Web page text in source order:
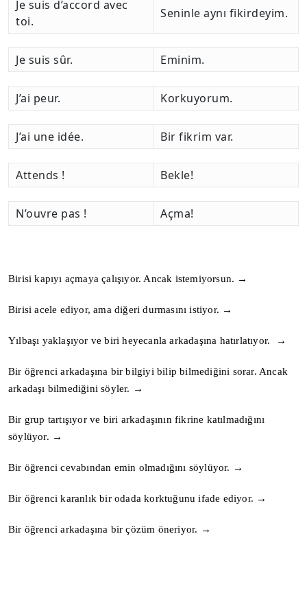
Je suis d’accord avec
toi.
Seninle aynı fikirdeyim.
Je suis sûr. Eminim.
J’ai peur. Korkuyorum.
J’ai une idée. Bir fikrim var.
Attends ! Bekle!
N’ouvre pas ! Açma!
Birisi kapıyı açmaya çalışıyor. Ancak istemiyorsun. →
Birisi acele ediyor, ama diğeri durmasını istiyor. →
Yılbaşı yaklaşıyor ve biri heyecanla arkadaşına hatırlatıyor. →
Bir öğrenci arkadaşına bir bilgiyi bilip bilmediğini sorar. Ancak
arkadaşı bilmediğini söyler. →
Bir grup tartışıyor ve biri arkadaşının fikrine katılmadığını
söylüyor. →
Bir öğrenci cevabından emin olmadığını söylüyor. →
Bir öğrenci karanlık bir odada korktuğunu ifade ediyor. →
Bir öğrenci arkadaşına bir çözüm öneriyor. →